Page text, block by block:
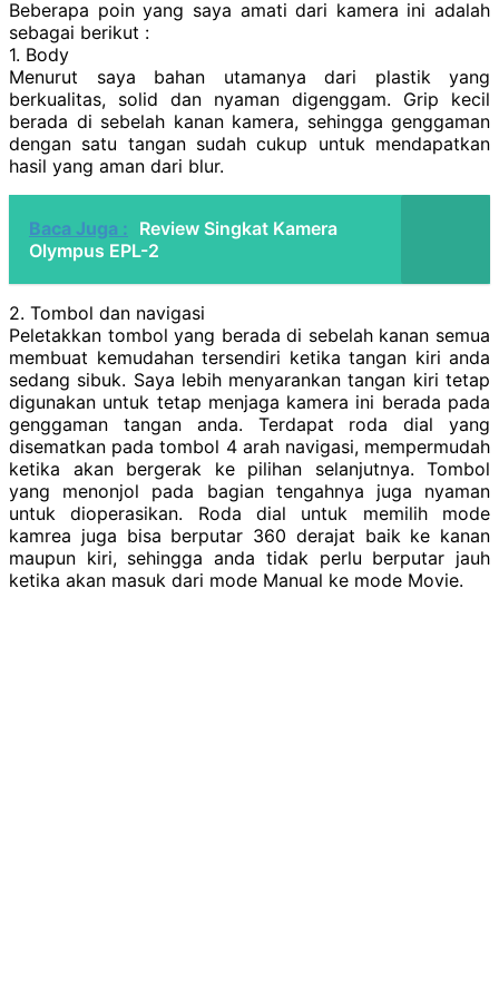
Beberapa poin yang saya amati dari kamera ini adalah
sebagai berikut :
1. Body
Menurut saya bahan utamanya dari plastik yang
berkualitas, solid dan nyaman digenggam. Grip kecil
berada di sebelah kanan kamera, sehingga genggaman
dengan satu tangan sudah cukup untuk mendapatkan
hasil yang aman dari blur.
Baca Juga : Review Singkat Kamera
Olympus EPL-2
2. Tombol dan navigasi
Peletakkan tombol yang berada di sebelah kanan semua
membuat kemudahan tersendiri ketika tangan kiri anda
sedang sibuk. Saya lebih menyarankan tangan kiri tetap
digunakan untuk tetap menjaga kamera ini berada pada
genggaman tangan anda. Terdapat roda dial yang
disematkan pada tombol 4 arah navigasi, mempermudah
ketika akan bergerak ke pilihan selanjutnya. Tombol
yang menonjol pada bagian tengahnya juga nyaman
untuk dioperasikan. Roda dial untuk memilih mode
kamrea juga bisa berputar 360 derajat baik ke kanan
maupun kiri, sehingga anda tidak perlu berputar jauh
ketika akan masuk dari mode Manual ke mode Movie.